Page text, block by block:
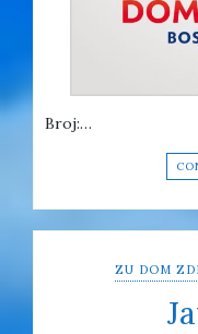
Broj:…
ZU DOM